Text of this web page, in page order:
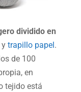
dividido en
y trapillo papel .
de 100
en
tejido está